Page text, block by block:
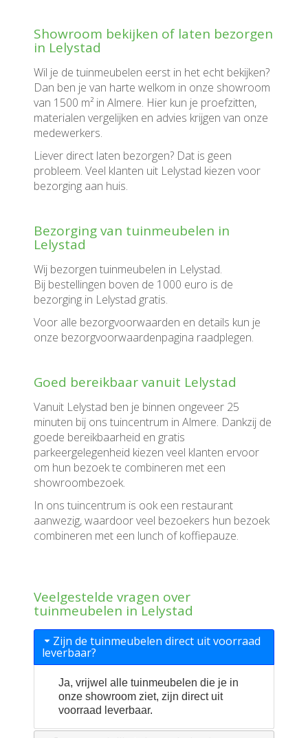
Showroom bekijken of laten bezorgen
in Lelystad
Wil je de tuinmeubelen eerst in het echt bekijken?
Dan ben je van harte welkom in onze showroom
van 1500 m² in Almere. Hier kun je proefzitten,
materialen vergelijken en advies krijgen van onze
medewerkers.
Liever direct laten bezorgen? Dat is geen
probleem. Veel klanten uit Lelystad kiezen voor
bezorging aan huis.
Bezorging van tuinmeubelen in
Lelystad
Wij bezorgen tuinmeubelen in Lelystad.
Bij bestellingen boven de 1000 euro is de
bezorging in Lelystad gratis.
Voor alle bezorgvoorwaarden en details kun je
onze bezorgvoorwaardenpagina raadplegen.
Goed bereikbaar vanuit Lelystad
Vanuit Lelystad ben je binnen ongeveer 25
minuten bij ons tuincentrum in Almere. Dankzij de
goede bereikbaarheid en gratis
parkeergelegenheid kiezen veel klanten ervoor
om hun bezoek te combineren met een
showroombezoek.
In ons tuincentrum is ook een restaurant
aanwezig, waardoor veel bezoekers hun bezoek
combineren met een lunch of koffiepauze.
Veelgestelde vragen over
tuinmeubelen in Lelystad
Zijn de tuinmeubelen direct uit voorraad
leverbaar?
Ja, vrijwel alle tuinmeubelen die je in
onze showroom ziet, zijn direct uit
voorraad leverbaar.